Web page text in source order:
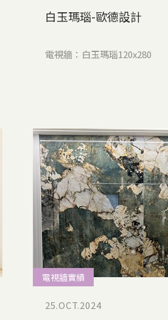
白玉瑪瑙-歐德設計
電視牆：白玉瑪瑙120x280
電視牆實績
25.OCT.2024